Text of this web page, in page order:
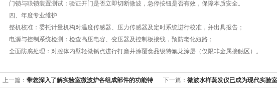
门锁与联锁装置测试：验证开门是否立即切断微波，急停按钮是否有效，保障本质安全。
四、年度专业维护
整机校准：委托计量机构对温度传感器、压力传感器及定时系统进行校准，并出具报告；
电源与控制系统检测：检查高压电容、变压器及控制板接线，预防老化短路；
全面防腐处理：对腔体内壁轻微锈点进行打磨并涂覆食品级特氟龙涂层（仅限非金属接触区）。
上一篇： 带您深入了解实验室微波炉各组成部件的功能特 下一篇： 微波水样蒸发仪已成为现代实验